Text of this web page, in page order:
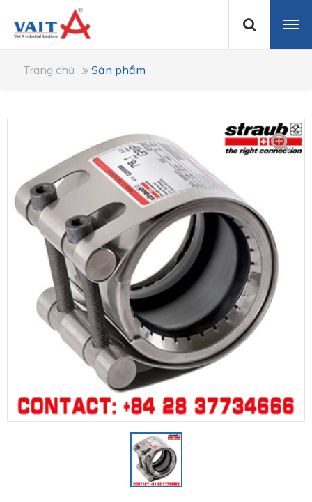
Trang chủ Sản phẩm